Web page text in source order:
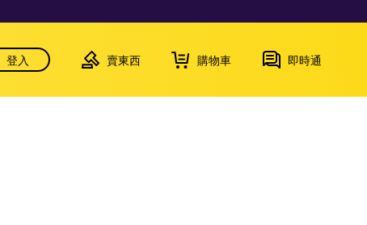
登入 賣東西 購物車 即時通